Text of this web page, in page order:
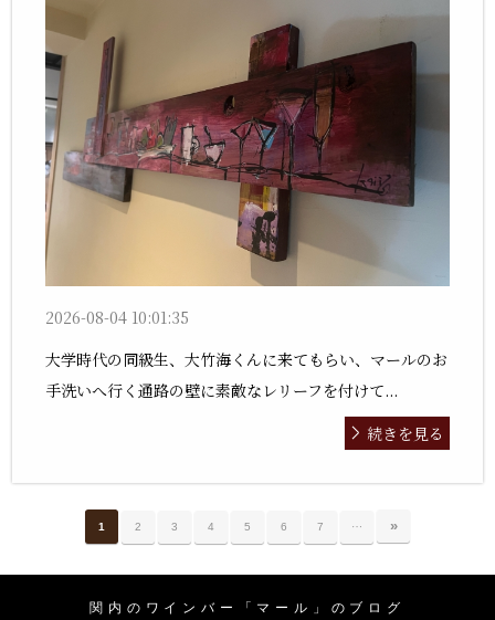
2026-08-04 10:01:35
大学時代の同級生、大竹海くんに来てもらい、マールのお
手洗いへ行く通路の壁に素敵なレリーフを付けて...
続きを見る
1 2 3 4 5 6 7 … »
関内のワインバー「マール」のブログ